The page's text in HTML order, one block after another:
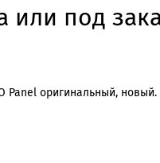
или под
Panel оригинальный, новый.